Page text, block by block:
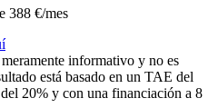
388 €/mes
informativo y no es
está basado en un TAE del
20% y con una financiación a 8